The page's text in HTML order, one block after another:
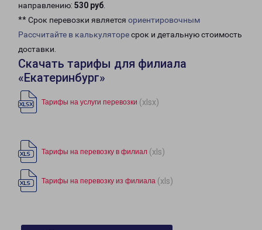
направлению: 530 руб.
** Срок перевозки является ориентировочным
Рассчитайте в калькуляторесрок и детальную стоимость
доставки.
Скачать тарифы для филиала
«Екатеринбург»
Тарифы на услуги перевозки (xlsx)
Тарифы на перевозку в филиал (xls)
Тарифы на перевозку из филиала (xls)